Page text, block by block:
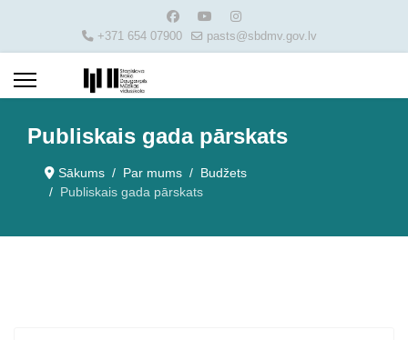
+371 654 07900 pasts@sbdmv.gov.lv
Publiskais gada pārskats
Sākums Par mums
Budžets
Publiskais gada pārskats